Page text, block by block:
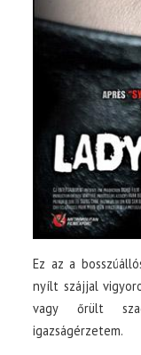
Ez az a
nyílt szájjal
vagy őrült
igazságérzetem.